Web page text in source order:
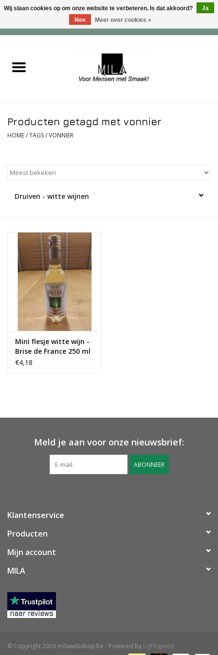
Zoet
OUTLET ! Geboorte,
huwelijk, communie,
lentefeest, ...
MOEDERDAG 2026
Onze website
Producten getagd met vonnier
HOME/TAGS/VONNIER
Druiven - witte wijnen
Mini flesje witte wijn -
Brise de France 250 ml
€4,18
Meld je aan voor onze nieuwsbrief:
ABONNEER
Klantenservice
Producten
Mijn account
MILA
© Copyright 2026 milawebshop.be - Powered by Lightspeed
Wij slaan cookies op om onze website te verbeteren. Is dat akkoord?
Ja
Nee
Meer over cookies »